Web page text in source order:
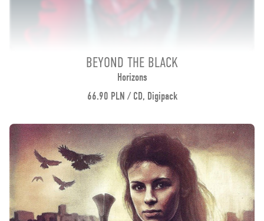
BEYOND THE BLACK
Horizons
66.90 PLN / CD, Digipack